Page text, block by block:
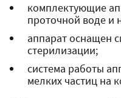
комплектующие
проточной воде и
аппарат оснащен
стерилизации;
система работы
мелких частиц на